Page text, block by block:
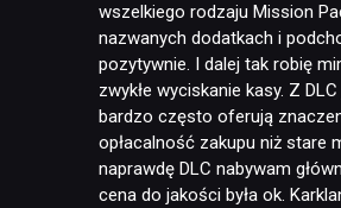
wszelkiego rodzaju Mission
nazwanych dodatkach i
pozytywnie. I dalej tak robię
zwykłe wyciskanie kasy. Z
bardzo często oferują
opłacalność zakupu niż stare
naprawdę DLC nabywam
cena do jakości była ok.